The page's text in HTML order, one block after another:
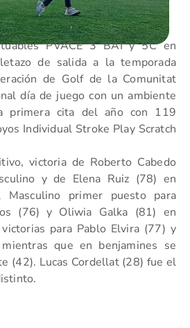
PVACE 3 BAI y 5C en
de salida a la temporada
de Golf de la Comunitat
día de juego con un ambiente
primera cita del año con 119
Individual Stroke Play Scratch
victoria de Roberto Cabedo
y de Elena Ruiz (78) en
Masculino primer puesto para
(76) y Oliwia Galka (81) en
para Pablo Elvira (77) y
que en benjamines se
(42). Lucas Cordellat (28) fue el